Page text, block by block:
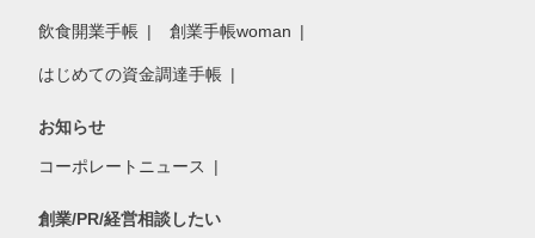
飲食開業手帳 創業手帳woman
はじめての資金調達手帳
お知らせ
コーポレートニュース
創業/PR/経営相談したい